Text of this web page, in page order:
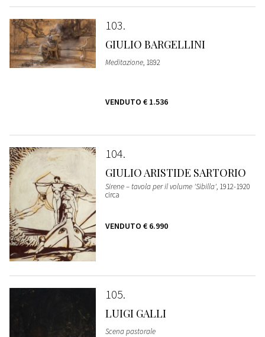
103
GIULIO BARGELLINI
Meditazione, 1892
VENDUTO € 1.536
104
GIULIO ARISTIDE SARTORIO
Sirene – tavola per il volume 'Sibilla', 1912-1920
circa
VENDUTO € 6.990
105
LUIGI GALLI
Scena pastorale